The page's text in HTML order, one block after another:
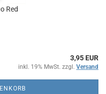
Red
3,95 EUR
inkl. 19% MwSt. zzgl. Versand